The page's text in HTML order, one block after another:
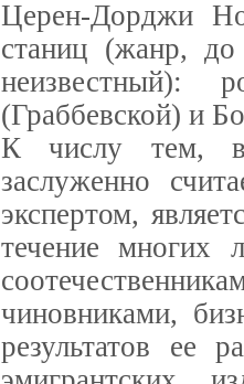
Церен-Дорджи
станиц (жанр,
неизвестный):
(Граббевской) и
К числу тем, в
заслуженно
экспертом,
течение многих
чиновниками,
результатов ее